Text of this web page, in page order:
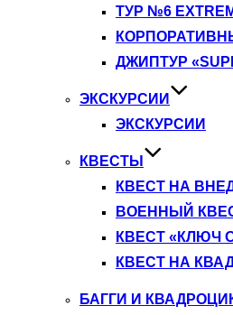
ТУР №6
ДЖИПТУР
ЭКСКУРСИИ
ЭКСКУРСИИ
КВЕСТЫ
КВЕСТ НА
ВОЕННЫЙ
КВЕСТ «КЛЮЧ
КВЕСТ НА
БАГГИ И